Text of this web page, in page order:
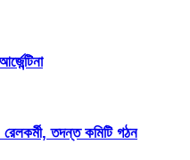
তদন্ত কমিটি গঠন